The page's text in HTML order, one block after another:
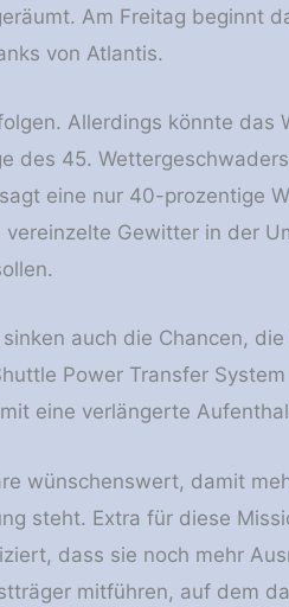
Am Freitag beginnt
von Atlantis.
Allerdings könnte das
des 45.
eine nur 40-prozentige
Gewitter in der
auch die Chancen,
Power Transfer System
eine verlängerte
wünschenswert, damit
steht. Extra für diese
dass sie noch mehr
mitführen, auf dem